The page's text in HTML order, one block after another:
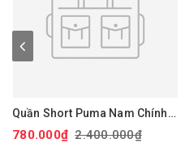
Quần Short Puma Nam Chính
Hãng - 101 Solid 9" Golf
Shorts - Màu đỏ | JapanSport
780.000₫ 2.400.000₫